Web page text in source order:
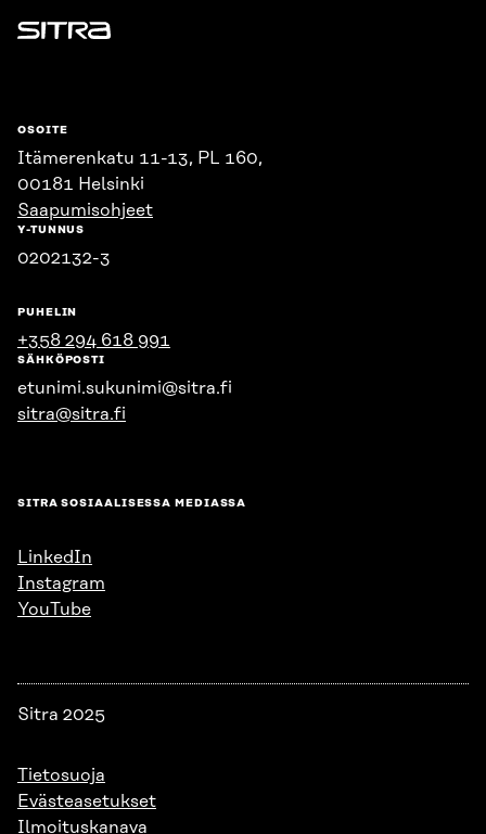
Sitra
OSOITE
Itämerenkatu 11-13, PL 160,
00181 Helsinki
Saapumisohjeet
Y-TUNNUS
0202132-3
PUHELIN
+358 294 618 991
SÄHKÖPOSTI
etunimi.sukunimi@sitra.fi
sitra@sitra.fi
SITRA SOSIAALISESSA MEDIASSA
LinkedIn
Instagram
YouTube
Sitra 2025
Tietosuoja
Evästeasetukset
Ilmoituskanava